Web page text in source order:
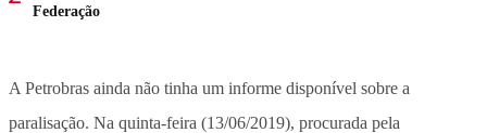
Federação
A Petrobras ainda não tinha um informe disponível sobre a
paralisação. Na quinta-feira (13/06/2019), procurada pela